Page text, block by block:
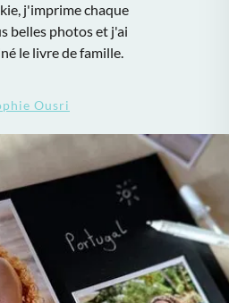
j'imprime chaque
belles photos et j'ai
le livre de famille.
Ousri